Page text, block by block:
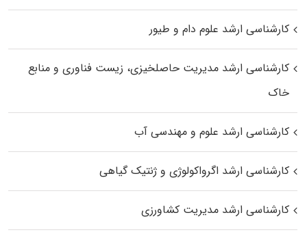
کارشناسی ارشد علوم دام و طیور
کارشناسی ارشد مدیریت حاصلخیزی، زیست فناوری و منابع
خاک
کارشناسی ارشد علوم و مهندسی آب
کارشناسی ارشد اگرواکولوژی و ژنتیک گیاهی
کارشناسی ارشد مدیریت کشاورزی